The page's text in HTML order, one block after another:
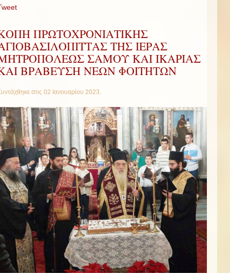
ΠΡΩΤΟΧΡΟΝΙΑΤΙΚΗΣ
ΤΗΣ ΙΕΡΑΣ
ΣΑΜΟΥ ΚΑΙ ΙΚΑΡΙΑΣ
ΒΡΑΒΕΥΣΗ ΝΕΩΝ ΦΟΙΤΗΤΩΝ
στις 02 Ιανουαρίου 2023.